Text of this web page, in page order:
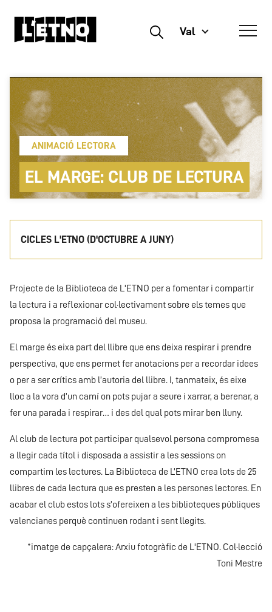
Buscar Val
ANIMACIÓ LECTORA
EL MARGE: CLUB DE LECTURA
CICLES L'ETNO (D'OCTUBRE A JUNY)
Projecte de la Biblioteca de L'ETNO per a fomentar i compartir
la lectura i a reflexionar col·lectivament sobre els temes que
proposa la programació del museu.
El marge és eixa part del llibre que ens deixa respirar i prendre
perspectiva, que ens permet fer anotacions per a recordar idees
o per a ser crítics amb l’autoria del llibre. I, tanmateix, és eixe
lloc a la vora d’un camí on pots pujar a seure i xarrar, a berenar, a
fer una parada i respirar… i des del qual pots mirar ben lluny.
Al club de lectura pot participar qualsevol persona compromesa
a llegir cada títol i disposada a assistir a les sessions on
compartim les lectures. La Biblioteca de L’ETNO crea lots de 25
llibres de cada lectura que es presten a les persones lectores. En
acabar el club estos lots s’ofereixen a les biblioteques públiques
valencianes perquè continuen rodant i sent llegits.
*imatge de capçalera: Arxiu fotogràfic de L'ETNO. Col·lecció
Toni Mestre